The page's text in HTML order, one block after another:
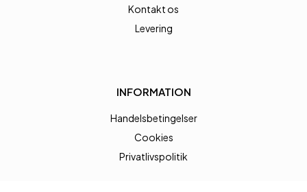
Kontakt os
Levering
INFORMATION
Handelsbetingelser
Cookies
Privatlivspolitik